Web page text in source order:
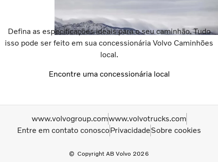
Defina as especificações ideais para o seu caminhão. Tudo
isso pode ser feito em sua concessionária Volvo Caminhões
local.
Encontre uma concessionária local
Copyright AB Volvo 2026
www.volvogroup.comwww.volvotrucks.com
Entre em contato conoscoPrivacidadeSobre cookies